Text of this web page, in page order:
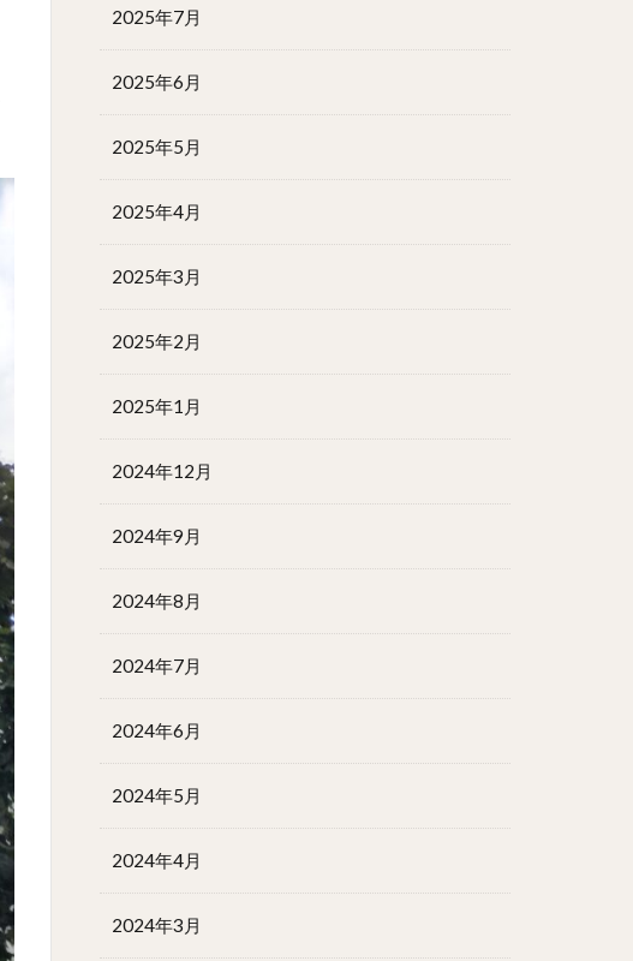
2025年7月
2025年6月
2025年5月
2025年4月
2025年3月
2025年2月
2025年1月
2024年12月
2024年9月
2024年8月
2024年7月
2024年6月
2024年5月
2024年4月
2024年3月